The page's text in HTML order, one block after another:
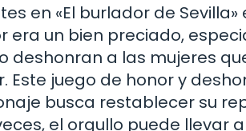
en «El burlador de
era un bien preciado,
deshonran a las mujeres
Este juego de honor y
busca restablecer su
el orgullo puede llevar